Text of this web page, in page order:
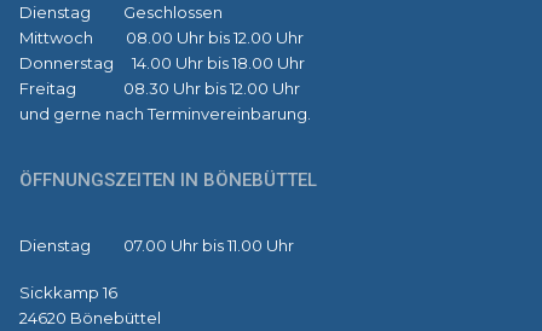
Dienstag Geschlossen
Mittwoch 08.00 Uhr bis 12.00 Uhr
Donnerstag 14.00 Uhr bis 18.00 Uhr
Freitag 08.30 Uhr bis 12.00 Uhr
und gerne nach Terminvereinbarung.
ÖFFNUNGSZEITEN IN BÖNEBÜTTEL
Dienstag 07.00 Uhr bis 11.00 Uhr
Sickkamp 16
24620 Bönebüttel